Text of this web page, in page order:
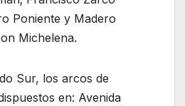
Poniente y Madero
Michelena.
Sur, los arcos de
en: Avenida